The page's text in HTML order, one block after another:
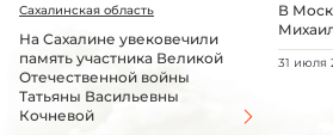
Сахалинская область
На Сахалине увековечили
память участника Великой
Отечественной войны
Татьяны Васильевны
Кочневой
В
31 июля